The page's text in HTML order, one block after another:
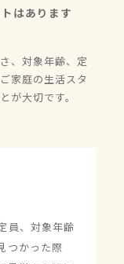
はあります
、対象年齢、定
家庭の生活スタ
が大切です。
員、対象年齢
つかった際